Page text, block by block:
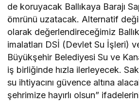
de koruyacak Ballıkaya Barajı
ömrünü uzatacak. Alternatif
olarak değerlendireceğimiz
imalatları DSİ (Devlet Su İşleri)
Büyükşehir Belediyesi Su ve
iş birliğinde hızla ilerleyecek.
su ihtiyacını güvence altına
şehrimize hayırlı olsun”